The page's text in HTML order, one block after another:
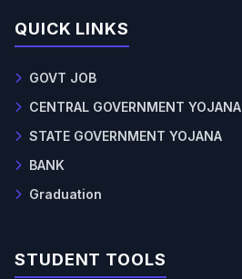
QUICK LINKS
GOVT JOB
CENTRAL GOVERNMENT YOJANA
STATE GOVERNMENT YOJANA
BANK
Graduation
STUDENT TOOLS